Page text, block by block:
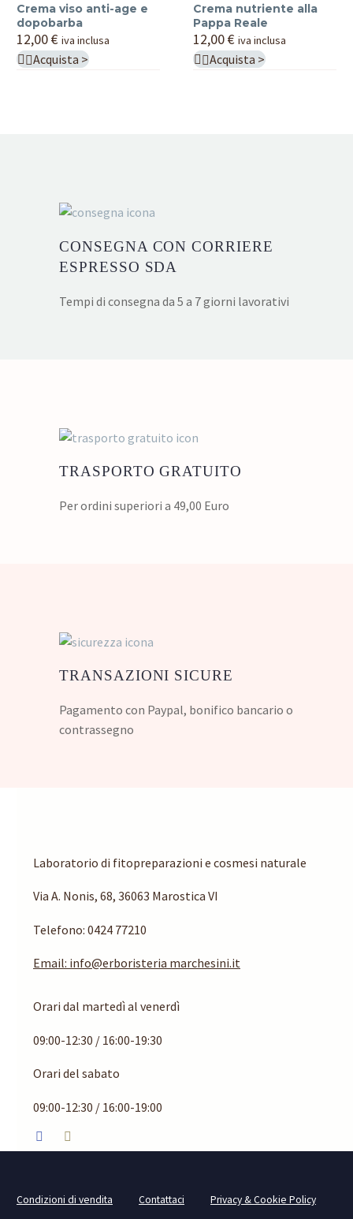
anti-
age
e
dopobarba
Crema viso anti-age e
dopobarba
12,00€ iva inclusa
Acquista >
alla
Pappa
Reale
Crema nutriente alla
Pappa Reale
12,00€ iva inclusa
Acquista >
CONSEGNA CON CORRIERE
ESPRESSO SDA
Tempi di consegna da 5 a 7 giorni lavorativi
TRASPORTO GRATUITO
Per ordini superiori a 49,00 Euro
TRANSAZIONI SICURE
Pagamento con Paypal, bonifico bancario o
contrassegno
Laboratorio di fitopreparazioni e cosmesi naturale
Via A. Nonis, 68, 36063 Marostica VI
Telefono: 0424 77210
Email: info@erboristeria marchesini.it
Orari dal martedì al venerdì
09:00-12:30 / 16:00-19:30
Orari del sabato
09:00-12:30 / 16:00-19:00
Condizioni di vendita Contattaci
Privacy & Cookie Policy